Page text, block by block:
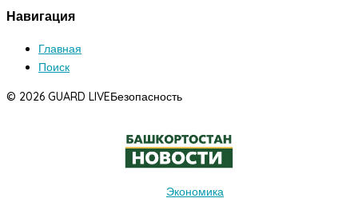
Навигация
Главная
Поиск
© 2026 GUARD LIVEБезопасность
Экономика